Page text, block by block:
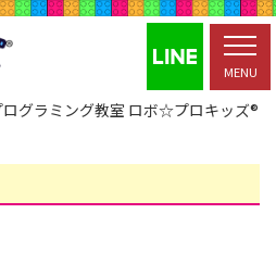
MENU
グラミング教室 ロボ☆プロキッズ®